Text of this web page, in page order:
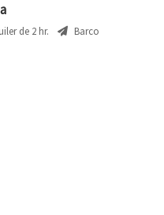
de 2 hr. Barco